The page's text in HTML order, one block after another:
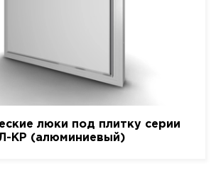
люки под плитку серии
КР (алюминиевый)